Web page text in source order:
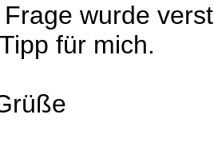
Frage wurde
für mich.